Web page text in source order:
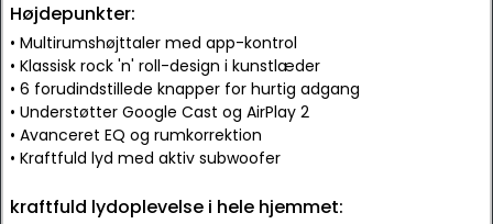
Højdepunkter:
• Multirumshøjttaler med app-kontrol
• Klassisk rock 'n' roll-design i kunstlæder
• 6 forudindstillede knapper for hurtig adgang
• Understøtter Google Cast og AirPlay 2
• Avanceret EQ og rumkorrektion
• Kraftfuld lyd med aktiv subwoofer
kraftfuld lydoplevelse i hele hjemmet: